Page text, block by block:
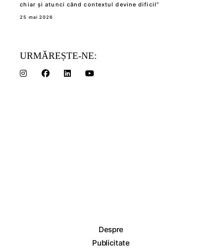
chiar și atunci când contextul devine dificil”
25 mai 2026
URMĂREȘTE-NE:
Despre
Publicitate